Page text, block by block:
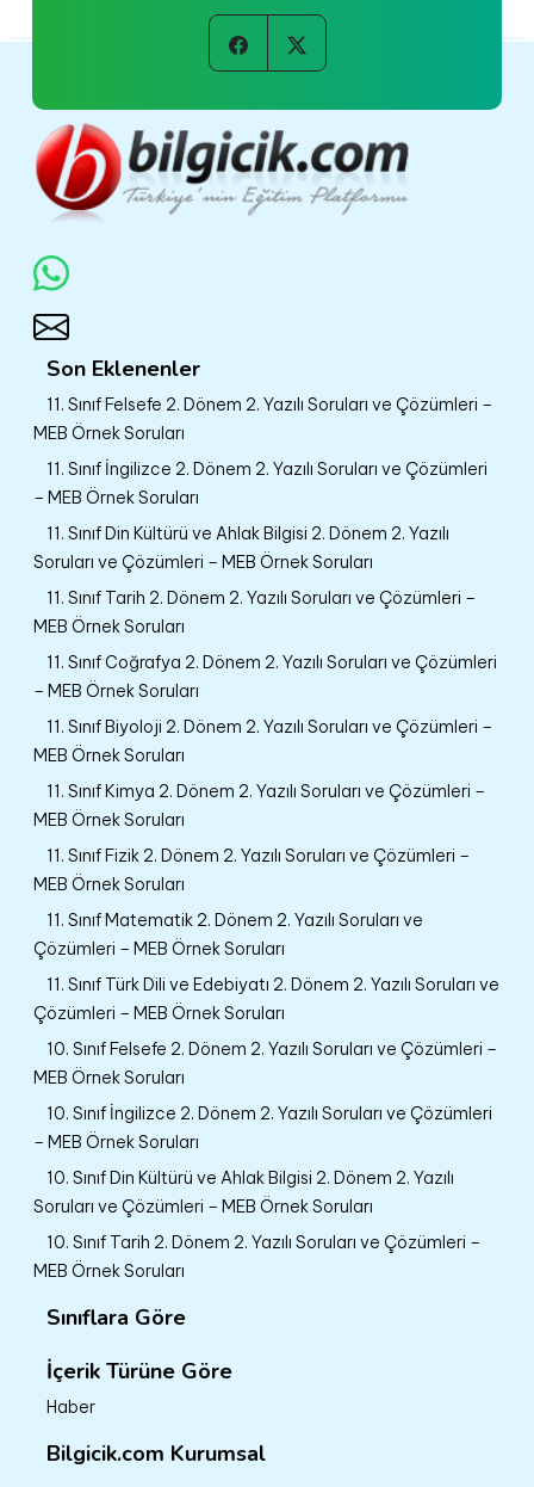
Son Eklenenler
11. Sınıf Felsefe 2. Dönem 2. Yazılı Soruları ve Çözümleri –
MEB Örnek Soruları
11. Sınıf İngilizce 2. Dönem 2. Yazılı Soruları ve Çözümleri
– MEB Örnek Soruları
11. Sınıf Din Kültürü ve Ahlak Bilgisi 2. Dönem 2. Yazılı
Soruları ve Çözümleri – MEB Örnek Soruları
11. Sınıf Tarih 2. Dönem 2. Yazılı Soruları ve Çözümleri –
MEB Örnek Soruları
11. Sınıf Coğrafya 2. Dönem 2. Yazılı Soruları ve Çözümleri
– MEB Örnek Soruları
11. Sınıf Biyoloji 2. Dönem 2. Yazılı Soruları ve Çözümleri –
MEB Örnek Soruları
11. Sınıf Kimya 2. Dönem 2. Yazılı Soruları ve Çözümleri –
MEB Örnek Soruları
11. Sınıf Fizik 2. Dönem 2. Yazılı Soruları ve Çözümleri –
MEB Örnek Soruları
11. Sınıf Matematik 2. Dönem 2. Yazılı Soruları ve
Çözümleri – MEB Örnek Soruları
11. Sınıf Türk Dili ve Edebiyatı 2. Dönem 2. Yazılı Soruları ve
Çözümleri – MEB Örnek Soruları
10. Sınıf Felsefe 2. Dönem 2. Yazılı Soruları ve Çözümleri –
MEB Örnek Soruları
10. Sınıf İngilizce 2. Dönem 2. Yazılı Soruları ve Çözümleri
– MEB Örnek Soruları
10. Sınıf Din Kültürü ve Ahlak Bilgisi 2. Dönem 2. Yazılı
Soruları ve Çözümleri – MEB Örnek Soruları
10. Sınıf Tarih 2. Dönem 2. Yazılı Soruları ve Çözümleri –
MEB Örnek Soruları
Sınıflara Göre
İçerik Türüne Göre
Haber
Bilgicik.com Kurumsal